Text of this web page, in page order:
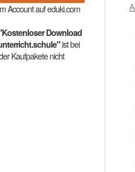
Account auf eduki.com
Download
ist bei
Kaufpakete nicht